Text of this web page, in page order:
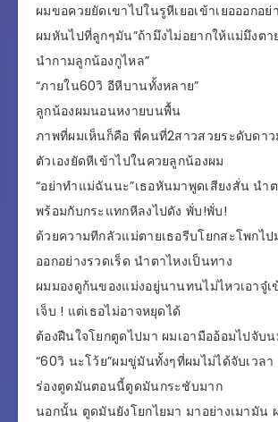
ผมขอควยยัดเขาไปในรูหีเยอเข้าเยอออกอย่
ผมหันไปที่ลูกๆมัน”ถ้ามึงไม่อยากให้แม่มึงตา
นำกามลูกน้องกูไหล”
“ภายใน60วิ อีหีบานทั้งหลาย”
ลูกน้องผมนอนหงายบนพื้น
ภาพที่ผมเห็นก็คือ พี่คนที่2สาวสวยระดับดา
ตัวเองยัดหีเข้าไปในควยลูกน้องผม
“อย่าทำแม่ฉันนะ”เธอหันมาพูดเสียงสั่น นำ
พร้อมกับกระแทกหีลงไปดัง พั่บ!พั่บ!
ด้วยความทีกลัวแม่ตายเธอรีบโยกสะโพกไป
ออกอย่างรวดเร็ด นำตาไหงเป็นทาง
ผมมองดูก้นของแม่งอยู่นานทนไม่ไหวเอาจู๋
เจ็บ ! แต่เธอไม่อาจหยุดได้
ต้องฝืนใจโยกตูดไปมา ผมเอามืออ้อมไปจับ
“60วิ นะโว้ย”ผมขู่มันทั้งๆที่ผมไม่ได้จับเวล
ร่องตูดมันตอนนี้ตูดมันกระชับมาก
นอกนั้น ตูดมันยังโยกไยมา มาอย่างเมามัน